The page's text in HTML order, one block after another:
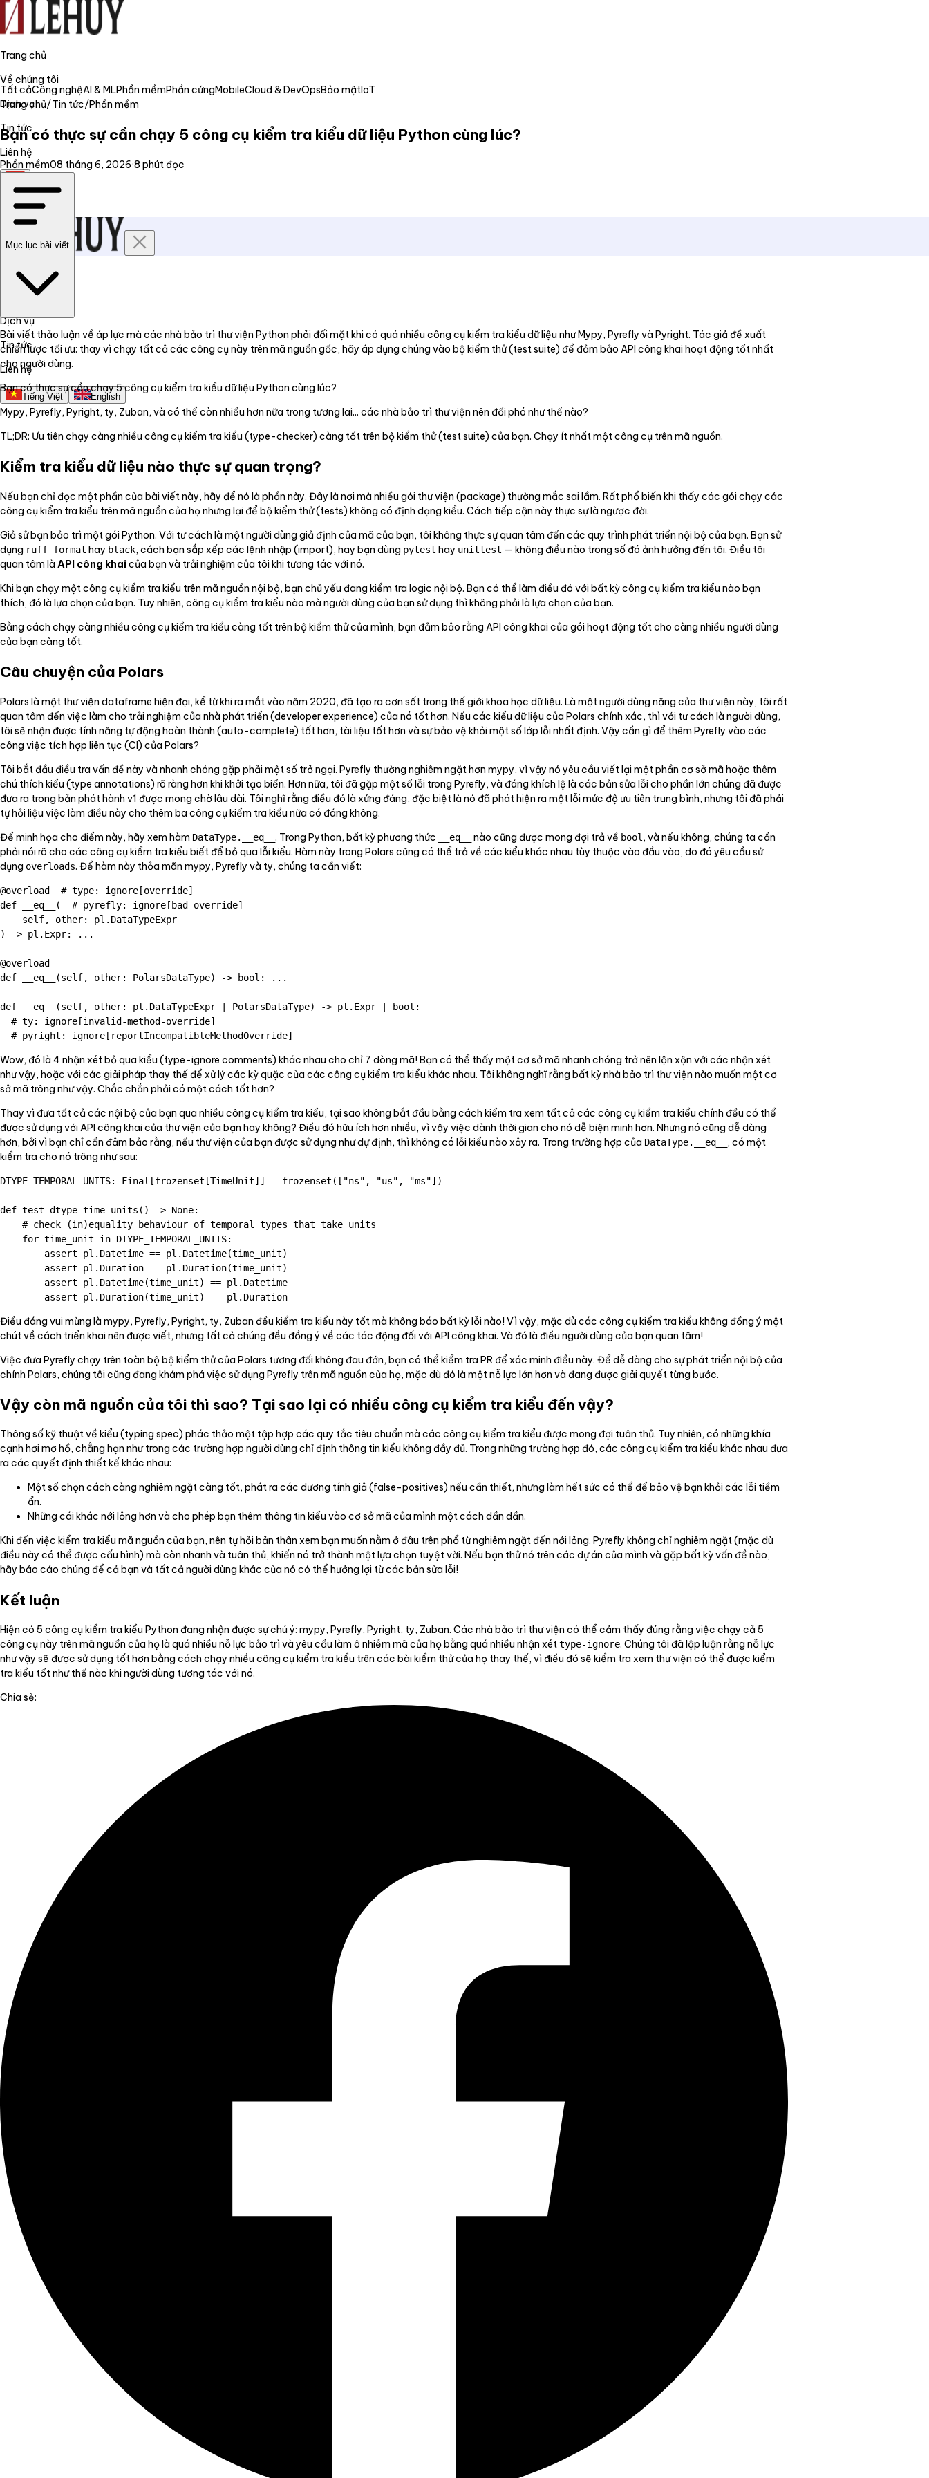
Trang chủ
Về chúng tôi
Dịch vụ
Tin tức
Liên hệ
Trang chủ
Về chúng tôi
Dịch vụ
Tin tức
Liên hệ
Tiếng Việt English
Tất cảCông nghệAI & MLPhần mềmPhần cứngMobileCloud & DevOpsBảo mậtIoT
Trang chủ/Tin tức/Phần mềm
Bạn có thực sự cần chạy 5 công cụ kiểm tra kiểu dữ liệu Python cùng lúc?
Phần mềm08 tháng 6, 2026·8 phút đọc
Mục lục bài viết
Bài viết thảo luận về áp lực mà các nhà bảo trì thư viện Python phải đối mặt khi có quá nhiều công cụ kiểm tra kiểu dữ liệu như Mypy, Pyrefly và Pyright. Tác giả đề xuất
chiến lược tối ưu: thay vì chạy tất cả các công cụ này trên mã nguồn gốc, hãy áp dụng chúng vào bộ kiểm thử (test suite) để đảm bảo API công khai hoạt động tốt nhất
cho người dùng.
Bạn có thực sự cần chạy 5 công cụ kiểm tra kiểu dữ liệu Python cùng lúc?
Mypy, Pyrefly, Pyright, ty, Zuban, và có thể còn nhiều hơn nữa trong tương lai... các nhà bảo trì thư viện nên đối phó như thế nào?
TL;DR: Ưu tiên chạy càng nhiều công cụ kiểm tra kiểu (type-checker) càng tốt trên bộ kiểm thử (test suite) của bạn. Chạy ít nhất một công cụ trên mã nguồn.
Kiểm tra kiểu dữ liệu nào thực sự quan trọng?
Nếu bạn chỉ đọc một phần của bài viết này, hãy để nó là phần này. Đây là nơi mà nhiều gói thư viện (package) thường mắc sai lầm. Rất phổ biến khi thấy các gói chạy các
công cụ kiểm tra kiểu trên mã nguồn của họ nhưng lại để bộ kiểm thử (tests) không có định dạng kiểu. Cách tiếp cận này thực sự là ngược đời.
Giả sử bạn bảo trì một gói Python. Với tư cách là một người dùng giả định của mã của bạn, tôi không thực sự quan tâm đến các quy trình phát triển nội bộ của bạn. Bạn sử
dụng ruff format hay black, cách bạn sắp xếp các lệnh nhập (import), hay bạn dùng pytest hay unittest — không điều nào trong số đó ảnh hưởng đến tôi. Điều tôi
quan tâm là API công khaicủa bạn và trải nghiệm của tôi khi tương tác với nó.
Khi bạn chạy một công cụ kiểm tra kiểu trên mã nguồn nội bộ, bạn chủ yếu đang kiểm tra logic nội bộ. Bạn có thể làm điều đó với bất kỳ công cụ kiểm tra kiểu nào bạn
thích, đó là lựa chọn của bạn. Tuy nhiên, công cụ kiểm tra kiểu nào mà người dùng của bạn sử dụng thì không phải là lựa chọn của bạn.
Bằng cách chạy càng nhiều công cụ kiểm tra kiểu càng tốt trên bộ kiểm thử của mình, bạn đảm bảo rằng API công khai của gói hoạt động tốt cho càng nhiều người dùng
của bạn càng tốt.
Câu chuyện của Polars
Polars là một thư viện dataframe hiện đại, kể từ khi ra mắt vào năm 2020, đã tạo ra cơn sốt trong thế giới khoa học dữ liệu. Là một người dùng nặng của thư viện này, tôi rất
quan tâm đến việc làm cho trải nghiệm của nhà phát triển (developer experience) của nó tốt hơn. Nếu các kiểu dữ liệu của Polars chính xác, thì với tư cách là người dùng,
tôi sẽ nhận được tính năng tự động hoàn thành (auto-complete) tốt hơn, tài liệu tốt hơn và sự bảo vệ khỏi một số lớp lỗi nhất định. Vậy cần gì để thêm Pyrefly vào các
công việc tích hợp liên tục (CI) của Polars?
Tôi bắt đầu điều tra vấn đề này và nhanh chóng gặp phải một số trở ngại. Pyrefly thường nghiêm ngặt hơn mypy, vì vậy nó yêu cầu viết lại một phần cơ sở mã hoặc thêm
chú thích kiểu (type annotations) rõ ràng hơn khi khởi tạo biến. Hơn nữa, tôi đã gặp một số lỗi trong Pyrefly, và đáng khích lệ là các bản sửa lỗi cho phần lớn chúng đã được
đưa ra trong bản phát hành v1 được mong chờ lâu dài. Tôi nghĩ rằng điều đó là xứng đáng, đặc biệt là nó đã phát hiện ra một lỗi mức độ ưu tiên trung bình, nhưng tôi đã phải
tự hỏi liệu việc làm điều này cho thêm ba công cụ kiểm tra kiểu nữa có đáng không.
Để minh họa cho điểm này, hãy xem hàm DataType.__eq__ . Trong Python, bất kỳ phương thức __eq__ nào cũng được mong đợi trả về bool , và nếu không, chúng ta cần
phải nói rõ cho các công cụ kiểm tra kiểu biết để bỏ qua lỗi kiểu. Hàm này trong Polars cũng có thể trả về các kiểu khác nhau tùy thuộc vào đầu vào, do đó yêu cầu sử
dụng overloads. Để hàm này thỏa mãn mypy, Pyrefly và ty, chúng ta cần viết:
@overload  # type: ignore[override]
def __eq__(  # pyrefly: ignore[bad-override]
    self, other: pl.DataTypeExpr
) -> pl.Expr: ...
@overload
def __eq__(self, other: PolarsDataType) -> bool: ...
def __eq__(self, other: pl.DataTypeExpr | PolarsDataType) -> pl.Expr | bool:
  # ty: ignore[invalid-method-override]
Wow, đó là 4 nhận xét bỏ qua kiểu (type-ignore comments) khác nhau cho chỉ 7 dòng mã! Bạn có thể thấy một cơ sở mã nhanh chóng trở nên lộn xộn với các nhận xét
như vậy, hoặc với các giải pháp thay thế để xử lý các kỳ quặc của các công cụ kiểm tra kiểu khác nhau. Tôi không nghĩ rằng bất kỳ nhà bảo trì thư viện nào muốn một cơ
sở mã trông như vậy. Chắc chắn phải có một cách tốt hơn?
Thay vì đưa tất cả các nội bộ của bạn qua nhiều công cụ kiểm tra kiểu, tại sao không bắt đầu bằng cách kiểm tra xem tất cả các công cụ kiểm tra kiểu chính đều có thể
được sử dụng với API công khai của thư viện của bạn hay không? Điều đó hữu ích hơn nhiều, vì vậy việc dành thời gian cho nó dễ biện minh hơn. Nhưng nó cũng dễ dàng
hơn, bởi vì bạn chỉ cần đảm bảo rằng, nếu thư viện của bạn được sử dụng như dự định, thì không có lỗi kiểu nào xảy ra. Trong trường hợp của DataType.__eq__
, có một
kiểm tra cho nó trông như sau:
DTYPE_TEMPORAL_UNITS: Final[frozenset[TimeUnit]] = frozenset(["ns", "us", "ms"])
def test_dtype_time_units() -> None:
    # check (in)equality behaviour of temporal types that take units
    for time_unit in DTYPE_TEMPORAL_UNITS:
        assert pl.Datetime == pl.Datetime(time_unit)
        assert pl.Duration == pl.Duration(time_unit)
        assert pl.Datetime(time_unit) == pl.Datetime
Điều đáng vui mừng là mypy, Pyrefly, Pyright, ty, Zuban đều kiểm tra kiểu này tốt mà không báo bất kỳ lỗi nào! Vì vậy, mặc dù các công cụ kiểm tra kiểu không đồng ý một
chút về cách triển khai nên được viết, nhưng tất cả chúng đều đồng ý về các tác động đối với API công khai. Và đó là điều người dùng của bạn quan tâm!
Việc đưa Pyrefly chạy trên toàn bộ bộ kiểm thử của Polars tương đối không đau đớn, bạn có thể kiểm tra PR để xác minh điều này. Để dễ dàng cho sự phát triển nội bộ của
chính Polars, chúng tôi cũng đang khám phá việc sử dụng Pyrefly trên mã nguồn của họ, mặc dù đó là một nỗ lực lớn hơn và đang được giải quyết từng bước.
Vậy còn mã nguồn của tôi thì sao? Tại sao lại có nhiều công cụ kiểm tra kiểu đến vậy?
Thông số kỹ thuật về kiểu (typing spec) phác thảo một tập hợp các quy tắc tiêu chuẩn mà các công cụ kiểm tra kiểu được mong đợi tuân thủ. Tuy nhiên, có những khía
cạnh hơi mơ hồ, chẳng hạn như trong các trường hợp người dùng chỉ định thông tin kiểu không đầy đủ. Trong những trường hợp đó, các công cụ kiểm tra kiểu khác nhau đưa
ra các quyết định thiết kế khác nhau:
Một số chọn cách càng nghiêm ngặt càng tốt, phát ra các dương tính giả (false-positives) nếu cần thiết, nhưng làm hết sức có thể để bảo vệ bạn khỏi các lỗi tiềm
ẩn.
Những cái khác nới lỏng hơn và cho phép bạn thêm thông tin kiểu vào cơ sở mã của mình một cách dần dần.
Khi đến việc kiểm tra kiểu mã nguồn của bạn, nên tự hỏi bản thân xem bạn muốn nằm ở đâu trên phổ từ nghiêm ngặt đến nới lỏng. Pyrefly không chỉ nghiêm ngặt (mặc dù
điều này có thể được cấu hình) mà còn nhanh và tuân thủ, khiến nó trở thành một lựa chọn tuyệt vời. Nếu bạn thử nó trên các dự án của mình và gặp bất kỳ vấn đề nào,
hãy báo cáo chúng để cả bạn và tất cả người dùng khác của nó có thể hưởng lợi từ các bản sửa lỗi!
Kết luận
Hiện có 5 công cụ kiểm tra kiểu Python đang nhận được sự chú ý: mypy, Pyrefly, Pyright, ty, Zuban. Các nhà bảo trì thư viện có thể cảm thấy đúng rằng việc chạy cả 5
công cụ này trên mã nguồn của họ là quá nhiều nỗ lực bảo trì và yêu cầu làm ô nhiễm mã của họ bằng quá nhiều nhận xéttype-ignore. Chúng tôi đã lập luận rằng nỗ lực
như vậy sẽ được sử dụng tốt hơn bằng cách chạy nhiều công cụ kiểm tra kiểu trên các bài kiểm thử của họ thay thế, vì điều đó sẽ kiểm tra xem thư viện có thể được kiểm
tra kiểu tốt như thế nào khi người dùng tương tác với nó.
Chia sẻ: